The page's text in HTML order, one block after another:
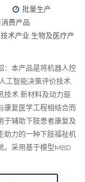
批量生产
费产品
术产业 生物及医疗产
：本产品是将机器人控
工智能决策评价技术,
技术,新材料及动力驱
康复医学工程相结合而
于辅助下肢患者康复及
助力的一种下肢福祉机
。采用基于模型MBD